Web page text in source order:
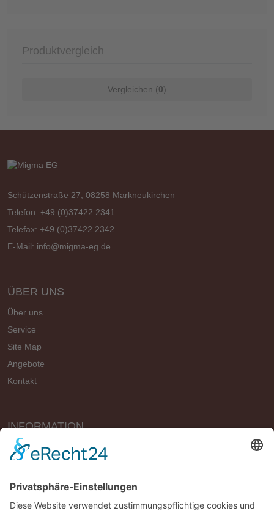
Produktvergleich
Vergleichen (0)
Schützenstraße 27, 08258 Markneukirchen
Telefon: +49 (0)37422 2341
Telefax: +49 (0)37422 2342
E-Mail: info@migma-eg.de
ÜBER UNS
Über uns
Service
Site Map
Angebote
Kontakt
INFORMATION
Vertrag widerrufen
Geschäftsbedingungen (AGB)